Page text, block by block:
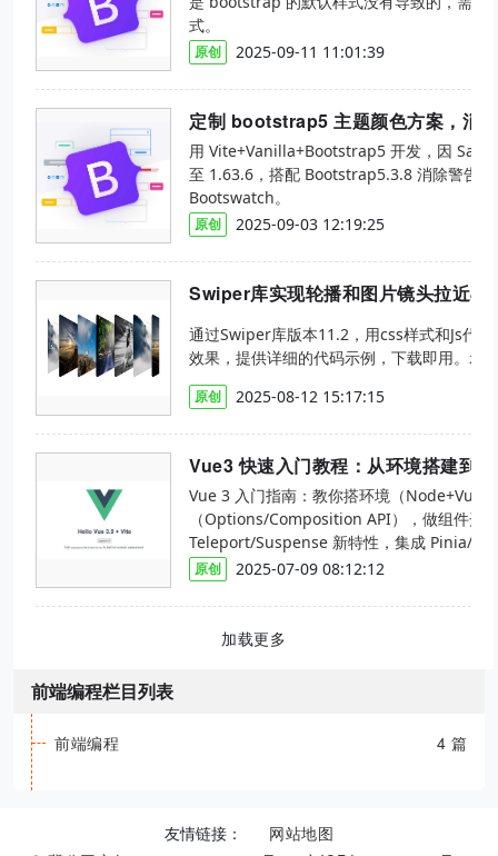
式。
原创 2025-09-11 11:01:39
定制 bootstrap5 主题颜色方案，消
用 Vite+Vanilla+Bootstrap5 开发，因 Sass
至 1.63.6，搭配 Bootstrap5.3.8 消除警告
Bootswatch。
原创 2025-09-03 12:19:25
Swiper库实现轮播和图片镜头拉近JS
通过Swiper库版本11.2，用css样式和Js代
效果，提供详细的代码示例，下载即用。示
原创 2025-08-12 15:17:15
Vue3 快速入门教程：从环境搭建到
Vue 3 入门指南：教你搭环境（Node+Vue
（Options/Composition API），做组件开
Teleport/Suspense 新特性，集成 Pinia/
你快速上手 Vue 3 开发。
原创 2025-07-09 08:12:12
加载更多
前端编程栏目列表
前端编程 4 篇
友情链接：
网站地图